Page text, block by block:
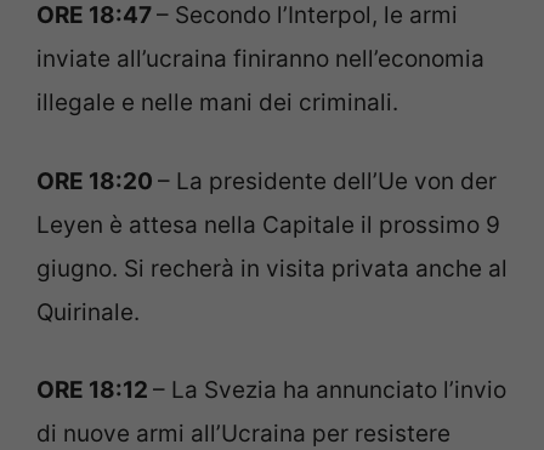
ORE 18:47– Secondo l’Interpol, le armi
inviate all’ucraina finiranno nell’economia
illegale e nelle mani dei criminali.
ORE 18:20 – La presidente dell’Ue von der
Leyen è attesa nella Capitale il prossimo 9
giugno. Si recherà in visita privata anche al
Quirinale.
ORE 18:12 – La Svezia ha annunciato l’invio
di nuove armi all’Ucraina per resistere